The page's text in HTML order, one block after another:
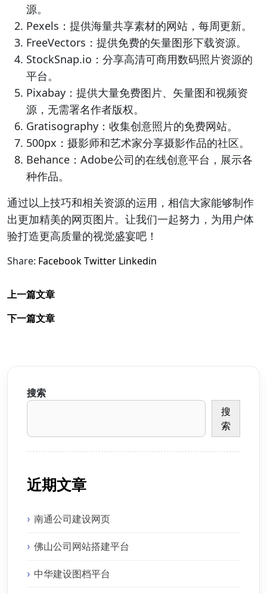
源。
Pexels：提供海量共享素材的网站，每周更新。
FreeVectors：提供免费的矢量图形下载资源。
StockSnap.io：分享高清可商用数码照片资源的
平台。
Pixabay：提供大量免费图片、矢量图和视频资
源，无需署名作者版权。
Gratisography：收集创意照片的免费网站。
500px：摄影师和艺术家分享摄影作品的社区。
Behance：Adobe公司的在线创意平台，展示各
种作品。
通过以上技巧和相关资源的运用，相信大家能够制作
出更加精美的网页图片。让我们一起努力，为用户体
验打造更高质量的视觉盛宴吧！
Share: FacebookTwitter Linkedin
上一篇文章
下一篇文章
搜索
搜
索
近期文章
南通公司建设网页
佛山公司网站搭建平台
中华建设图档平台